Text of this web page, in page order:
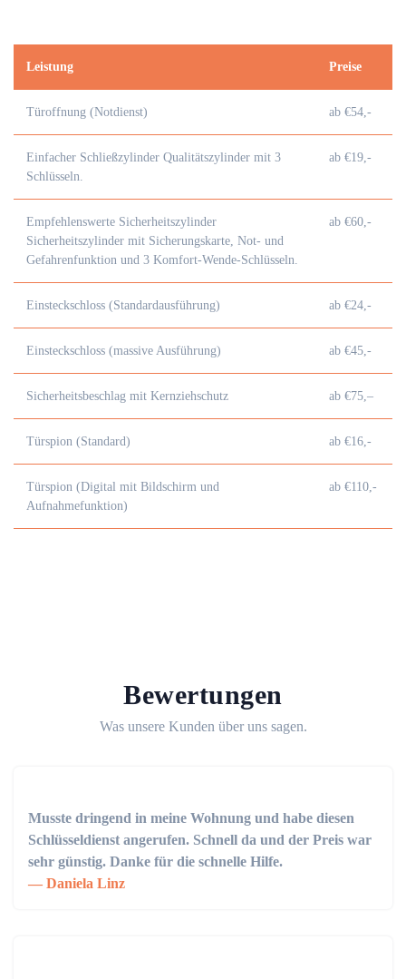
Leistung Preise
Türoffnung (Notdienst) ab €54,-
Einfacher Schließzylinder Qualitätszylinder mit 3
Schlüsseln.
ab €19,-
Empfehlenswerte Sicherheitszylinder
Sicherheitszylinder mit Sicherungskarte, Not- und
Gefahrenfunktion und 3 Komfort-Wende-Schlüsseln.
ab €60,-
Einsteckschloss (Standardausführung) ab €24,-
Einsteckschloss (massive Ausführung) ab €45,-
Sicherheitsbeschlag mit Kernziehschutz ab €75,–
Türspion (Standard) ab €16,-
Türspion (Digital mit Bildschirm und
Aufnahmefunktion)
ab €110,-
Bewertungen
Was unsere Kunden über uns sagen.
Musste dringend in meine Wohnung und habe diesen
Schlüsseldienst angerufen. Schnell da und der Preis war
sehr günstig. Danke für die schnelle Hilfe.
Daniela Linz